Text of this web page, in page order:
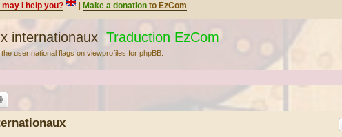
I help you? Make a donation to EzCom.
internationaux Traduction EzCom
user national flags on viewprofiles for phpBB.